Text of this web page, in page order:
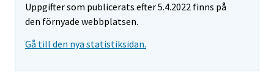
Uppgifter som publicerats efter 5.4.2022 finns på
den förnyade webbplatsen.
Gå till den nya statistiksidan.